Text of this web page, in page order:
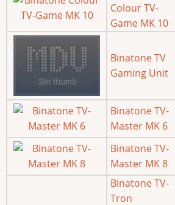
Colour TV-
Game MK 10
Binatone TV
Gaming Unit
Binatone TV-
Master MK 6
Binatone TV-
Master MK 8
Binatone TV-
Tron